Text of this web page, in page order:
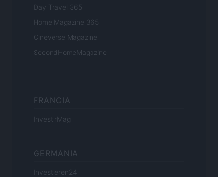
Day Travel 365
Home Magazine 365
Cineverse Magazine
SecondHomeMagazine
FRANCIA
InvestirMag
GERMANIA
Investieren24